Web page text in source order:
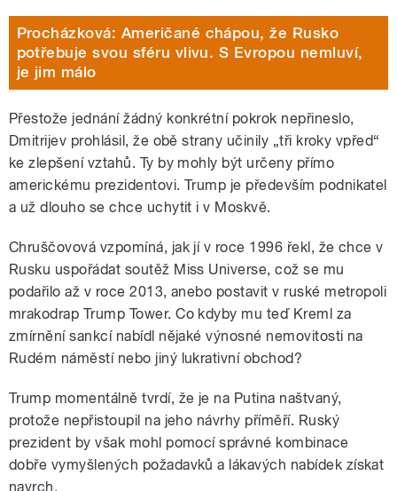
Procházková: Američané chápou, že Rusko
potřebuje svou sféru vlivu. S Evropou nemluví,
je jim málo
Přestože jednání žádný konkrétní pokrok nepřineslo,
Dmitrijev prohlásil, že obě strany učinily „tři kroky vpřed“
ke zlepšení vztahů. Ty by mohly být určeny přímo
americkému prezidentovi. Trump je především podnikatel
a už dlouho se chce uchytit i v Moskvě.
Chruščovová vzpomíná, jak jí v roce 1996 řekl, že chce v
Rusku uspořádat soutěž Miss Universe, což se mu
podařilo až v roce 2013, anebo postavit v ruské metropoli
mrakodrap Trump Tower. Co kdyby mu teď Kreml za
zmírnění sankcí nabídl nějaké výnosné nemovitosti na
Rudém náměstí nebo jiný lukrativní obchod?
Trump momentálně tvrdí, že je na Putina naštvaný,
protože nepřistoupil na jeho návrhy příměří. Ruský
prezident by však mohl pomocí správné kombinace
dobře vymyšlených požadavků a lákavých nabídek získat
navrch.